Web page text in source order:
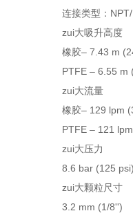
连接类型：
zui大吸升高度
橡胶– 7.43 m
PTFE – 6.55 m
zui大流量
橡胶– 129 lpm
PTFE – 121
zui大压力
8.6 bar (125
zui大颗粒尺寸
3.2 mm (1/8'')